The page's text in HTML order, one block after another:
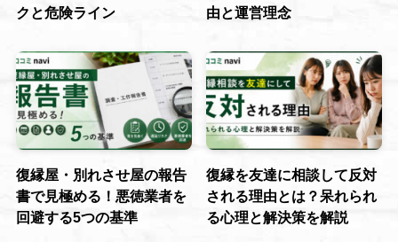
クと危険ライン
由と運営理念
復縁屋・別れさせ屋の報告
書で見極める！悪徳業者を
回避する5つの基準
復縁を友達に相談して反対
される理由とは？呆れられ
る心理と解決策を解説